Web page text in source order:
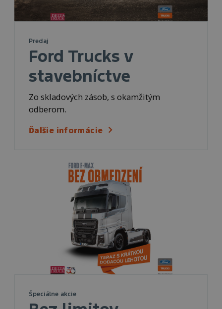
Predaj
Ford Trucks v
stavebníctve
Zo skladových zásob, s okamžitým
odberom.
Ďalšie informácie
Špeciálne akcie